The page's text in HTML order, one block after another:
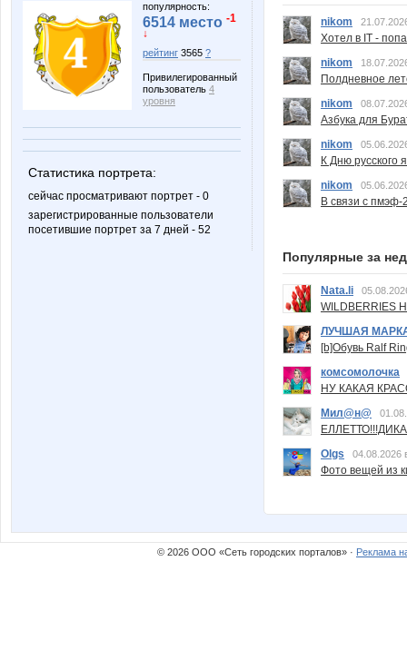
популярность:
6514 место -1
↓
рейтинг 3565 ?
Привилегированный
пользователь 4
уровня
Статистика портрета:
сейчас просматривают портрет - 0
зарегистрированные пользователи
посетившие портрет за 7 дней - 52
nikom
Хотел в IT -
nikom
Полдневное
nikom
Азбука для
nikom
К Дню русского
nikom
В связи с пмэф-
Популярные за
Nata.li
ЛУЧШАЯ
[b]Обувь Ralf
комсомолочка
НУ КАКАЯ
Мил@н@
Olgs
04.08.2026
Фото вещей из
© 2026 ООО «Сеть городских порталов» · Реклама